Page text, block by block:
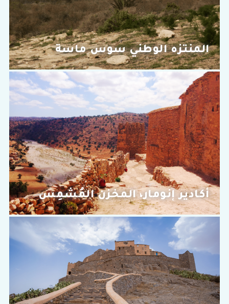
المنتزه الوطني سوس ماسة
أكادير إنومار، المخزن المُشمِس